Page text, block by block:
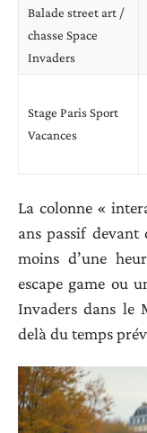
Balade street art /
chasse Space
Invaders
Stage Paris Sport
Vacances
La colonne «
ans passif devant
moins d’une
escape game ou
Invaders dans le
delà du temps